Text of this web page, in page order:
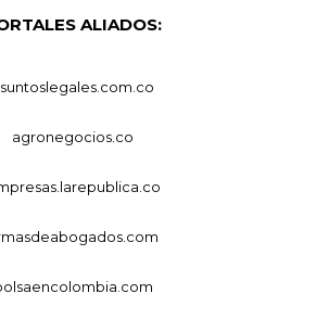
ALIADOS:
agronegocios.co